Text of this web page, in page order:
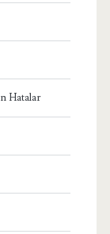
Hatalar